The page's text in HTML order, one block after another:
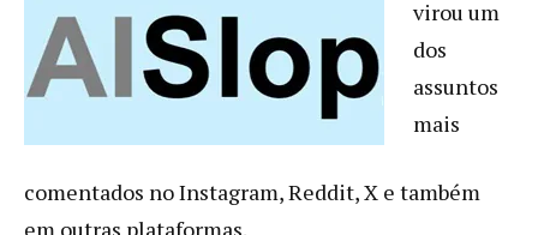
virou um
dos
assuntos
mais
comentados no Instagram, Reddit, X e também
em outras plataformas.